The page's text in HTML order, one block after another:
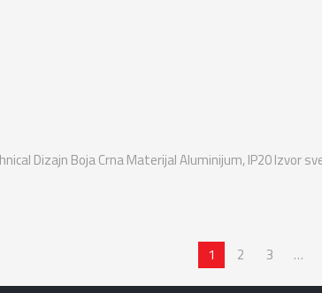
Dizajn Boja Crna Materijal Aluminijum, IP20 Izvor
1 2 3 …